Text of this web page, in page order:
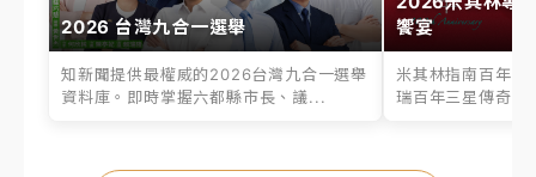
2026 台灣九合一選舉
知新聞提供最權威的2026台灣九合一選舉
資料庫。即時掌握六都縣市長、議...
饗宴
米其林指南百年之
瑞百年三星傳奇、